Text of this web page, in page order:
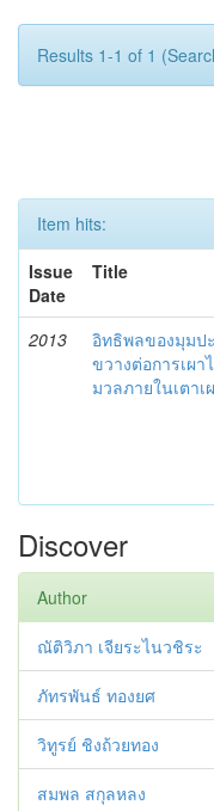
Results 1-1 of 1
Item hits:
Issue
Date
Title
2013
อิทธิพลของมุมป
ขวางต่อการเผา
มวลภายในเตา
Discover
Author
ณัติวิภา เจียระไนวชิระ
ภัทรพันธ์ ทองยศ
วิทูรย์ ชิงถ้วยทอง
สมพล สกุลหลง